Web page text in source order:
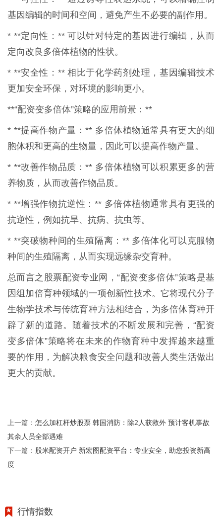
基因编辑的时间和空间，避免产生不必要的副作用。
* **定向性：** 可以针对特定的基因进行编辑，从而
定向改良多倍体植物的性状。
* **安全性：** 相比于化学药剂处理，基因编辑技术
更加安全环保，对环境的影响更小。
**“配资变多倍体”策略的应用前景：**
* **提高作物产量：** 多倍体植物通常具有更大的细
胞体积和更高的生物量，因此可以提高作物产量。
* **改善作物品质：** 多倍体植物可以积累更多的营
养物质，从而改善作物品质。
* **增强作物抗逆性：** 多倍体植物通常具有更强的
抗逆性，例如抗旱、抗病、抗虫等。
* **突破物种间的生殖隔离：** 多倍体化可以克服物
种间的生殖隔离，从而实现远缘杂交育种。
总而言之股票配资专业网，“配资变多倍体”策略是基
因组加倍育种领域的一项创新性技术。它将现代分子
生物学技术与传统育种方法相结合，为多倍体育种开
辟了新的道路。随着技术的不断发展和完善，“配资
变多倍体”策略将在未来的作物育种中发挥越来越重
要的作用，为解决粮食安全问题和改善人类生活做出
更大的贡献。
上一篇： 怎么加杠杆炒股票 韩国消防：除2人获救外 预计客机事故
其余人员全部遇难
下一篇： 股米配资开户 新宏图配资平台：专业安全，助您投资新高
度
行情指数